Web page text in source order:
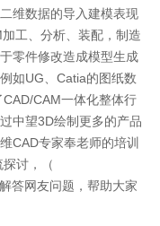
维数据的导入建模表现
工、分析、装配，制造
零件修改造成模型生成
如UG、Catia的图纸数
CAM一体化整体行
中望3D绘制更多的产品
CAD专家奉老师的培训
讨，（
答网友问题，帮助大家